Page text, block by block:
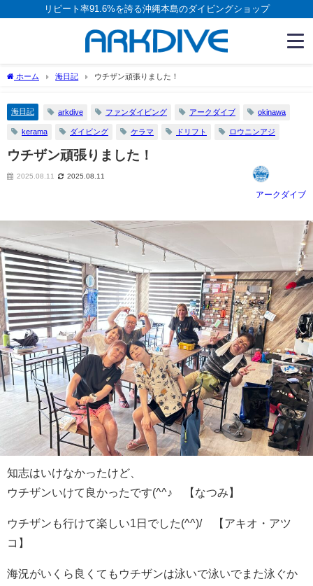
リピート率91.6%を誇る沖縄本島のダイビングショップ
ホーム 海日記 ウチザン頑張りました！
海日記 arkdive ファンダイビング アークダイブ okinawa
kerama ダイビング ケラマ ドリフト ロウニンアジ
ウチザン頑張りました！
2025.08.11 2025.08.11
アークダイブ
知志はいけなかったけど、
ウチザンいけて良かったです(^^♪ 【なつみ】
ウチザンも行けて楽しい1日でした(^^)/ 【アキオ・アツ
コ】
海況がいくら良くてもウチザンは泳いで泳いでまた泳ぐか